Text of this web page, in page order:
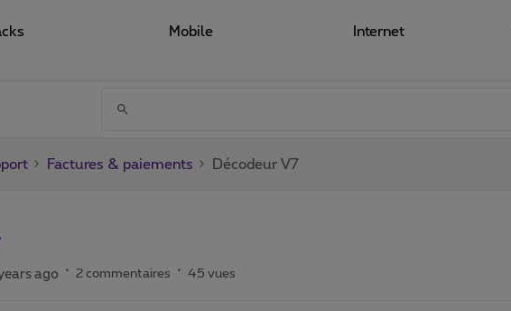
Mobile Internet
Factures & paiements Décodeur V7
ago 2 commentaires 45 vues